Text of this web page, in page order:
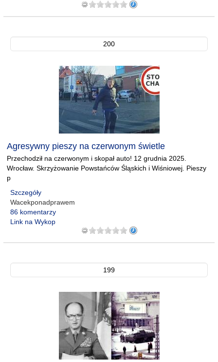
200
Agresywny pieszy na czerwonym świetle
Przechodził na czerwonym i skopał auto! 12 grudnia 2025.
Wrocław. Skrzyżowanie Powstańców Śląskich i Wiśniowej. Pieszy
p
Szczegóły
Wacekponadprawem
86 komentarzy
Link na Wykop
199